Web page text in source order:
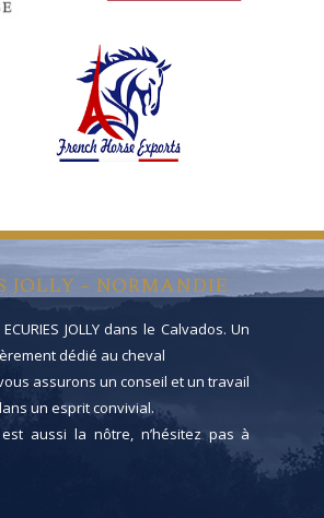
JOLLY – NORMANDIE
JOLLY dans le Calvados. Un
dédié au cheval
assurons un conseil et un travail
un esprit convivial.
aussi la nôtre, n’hésitez pas à